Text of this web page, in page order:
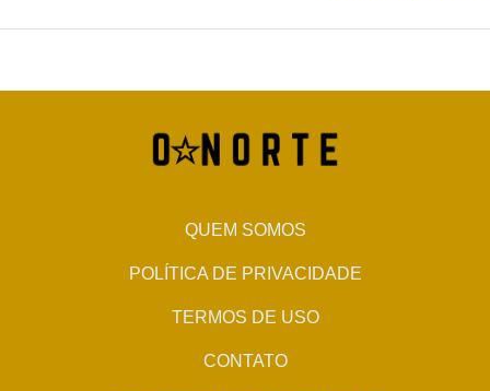
QUEM SOMOS
POLÍTICA DE PRIVACIDADE
TERMOS DE USO
CONTATO